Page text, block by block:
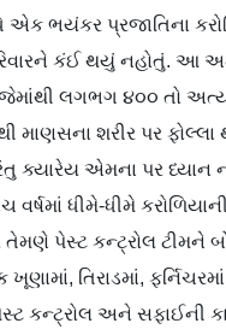
એક ભયંકર પ્રજાતિના
કંઈ થયું નહોતું. આ
જેમાંથી લગભગ ૪૦૦ તો
માણસના શરીર પર
ક્યારેય એમના પર
વર્ષમાં ધીમે-ધીમે
પેસ્ટ કન્ટ્રોલ ટીમને
તિરાડમાં,
કન્ટ્રોલ અને સફાઈની